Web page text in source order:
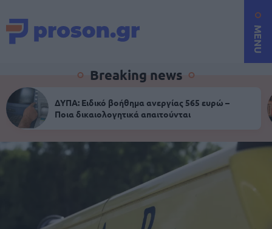
MENU
Breaking news
ΔΥΠΑ: Ειδικό βοήθημα ανεργίας 565 ευρώ –
Ποια δικαιολογητικά απαιτούνται